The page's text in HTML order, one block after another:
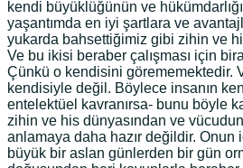
kendi büyüklüğünün ve
yaşantımda en iyi şartlara ve
yukarda bahsettiğimiz gibi zihin ve
Ve bu ikisi beraber çalışması için
Çünkü o kendisini görememektedir.
kendisiyle değil. Böylece insanın
entelektüel kavranırsa- bunu böyle
zihin ve his dünyasından ve
anlamaya daha hazır değildir. Onun
büyük bir aslan günlerden bir gün